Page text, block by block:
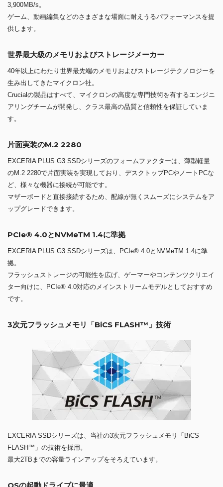
3,900MB/s。
ゲーム、動画編集などのさまざまな場面に耐えうるパフォーマンスを提
供します。
世界最大級のメモリおよびストレージメーカー
40年以上にわたり世界最先端のメモリおよびストレージテクノロジーを
生み出してきたマイクロン社。
Crucialの製品はすべて、マイクロンの高度な専門技術を有するエンジニ
アリングチームが開発し、クラス最高の品質と信頼性を保証していま
す。
片面実装のM.2 2280
EXCERIA PLUS G3 SSDシリーズのフォームファクターは、薄型軽量
のM.2 2280で片面実装を実現しており、デスクトップPCやノートPCな
ど、様々な機器に接続が可能です。
マザーボードと直接接続するため、配線が無くスムーズにシステムをア
ップグレードできます。
PCIe® 4.0とNVMeTM 1.4に準拠
EXCERIA PLUS G3 SSDシリーズは、PCIe® 4.0とNVMeTM 1.4に準
拠。
フラッシュストレージの可能性を広げ、ゲーマーやコンテンツクリエイ
ター向けに、PCIe® 4.0対応のメインストリームモデルとしておすすめ
です。
3次元フラッシュメモリ「BiCS FLASH™」技術
EXCERIA SSDシリーズは、当社の3次元フラッシュメモリ「BiCS
FLASH™」の技術を採用。
最大2TBまでの容量ラインアップをそろえています。